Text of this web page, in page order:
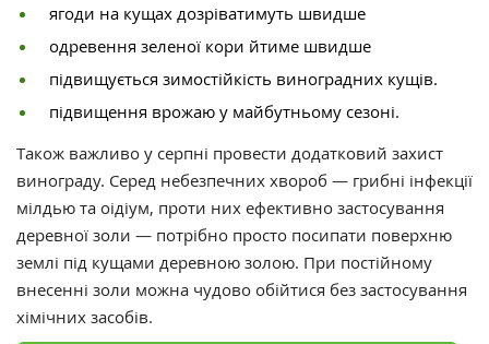
ягоди на кущах дозріватимуть швидше
одревення зеленої кори йтиме швидше
підвищується зимостійкість виноградних кущів.
підвищення врожаю у майбутньому сезоні.
Також важливо у серпні провести додатковий захист
винограду. Серед небезпечних хвороб — грибні інфекції
мілдью та оідіум, проти них ефективно застосування
деревної золи — потрібно просто посипати поверхню
землі під кущами деревною золою. При постійному
внесенні золи можна чудово обійтися без застосування
хімічних засобів.